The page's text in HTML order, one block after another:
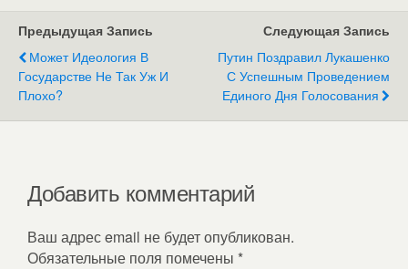
Предыдущая Запись
Может Идеология В
Государстве Не Так Уж И
Плохо?
Следующая Запись
Путин Поздравил Лукашенко
С Успешным Проведением
Единого Дня Голосования
Добавить комментарий
Ваш адрес email не будет опубликован.
Обязательные поля помечены *